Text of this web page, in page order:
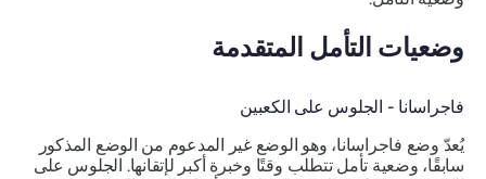
وضعيات التأمل المتقدمة
فاجراسانا - الجلوس على الكعبين
يُعدّ وضع فاجراسانا، وهو الوضع غير المدعوم من الوضع المذكور
سابقًا، وضعية تأمل تتطلب وقتًا وخبرة أكبر لإتقانها. الجلوس على